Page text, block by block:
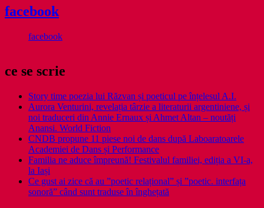
facebook
facebook
ce se scrie
Story time poezia lui Răzvan și poeticul pe înțelesul A.I.
Aurora Venturini, revelația târzie a literaturii argentiniene, și
noi traduceri din Annie Ernaux și Ahmet Altan – noutăți
Anansi. World Fiction
CNDB propune 11 piese noi de dans după Laboaratoarele
Academiei de Dans și Performance
Familia ne aduce împreună! Festivalul familiei, ediția a VI-a,
la Iași
Ce gust ai zice că au ”poetic relațional” și ”poetic. interfața
sonoră” când sunt traduse în înghețată